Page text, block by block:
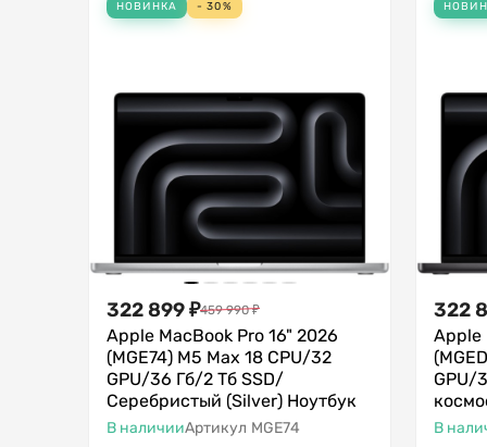
НОВИНКА - 30%
322 899₽459 990 ₽
Apple MacBook Pro 16" 2026
(MGE74) M5 Max 18 CPU/32
GPU/36 Гб/2 Тб SSD/
Серебристый (Silver) Ноутбук
В наличииАртикул MGE74
322
Apple
GPU/
В